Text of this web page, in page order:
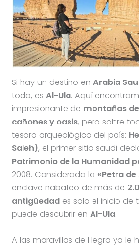
Si hay un destino en Arabia
todo, es Al-Ula. Aquí
impresionante de montañas
cañones y oasis, pero sobre
tesoro arqueológico del país:
Saleh), el primer sitio saudí
Patrimonio de la Humanidad
2008. Considerada la «Petra de
enclave nabateo de más de
antigüedades solo el inicio de
puede descubrir en Al-Ula.
A las maravillas de Hegra ya le